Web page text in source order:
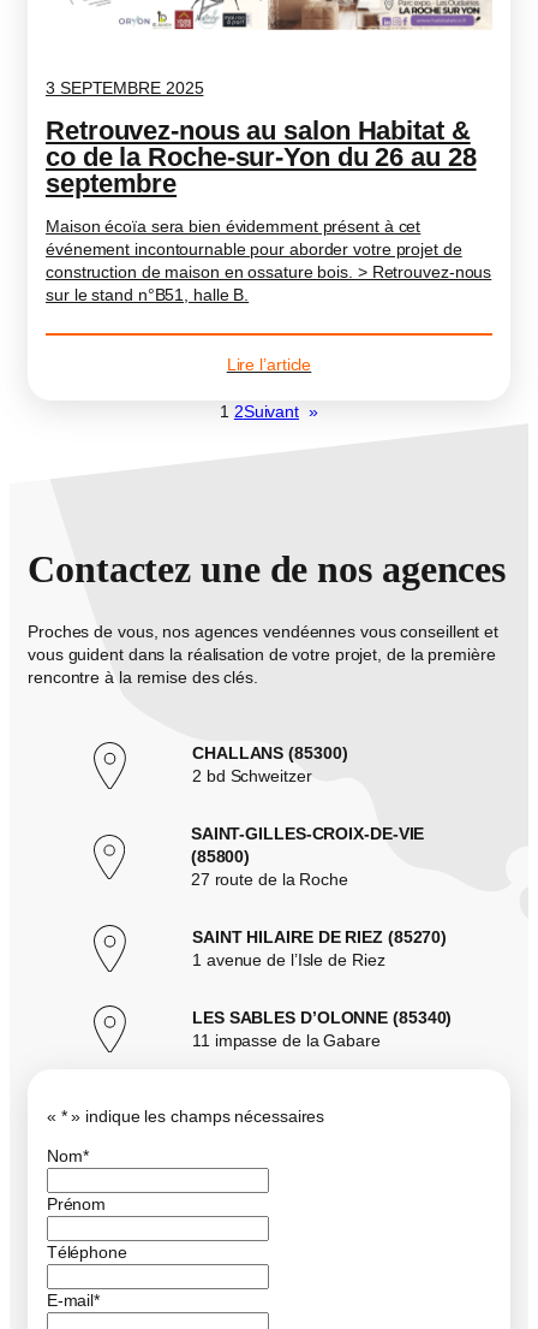
3 SEPTEMBRE 2025
Retrouvez-nous au salon Habitat &
co de la Roche-sur-Yon du 26 au 28
septembre
Maison écoïa sera bien évidemment présent à cet
événement incontournable pour aborder votre projet de
construction de maison en ossature bois. > Retrouvez-nous
sur le stand n°B51, halle B.
Lire l’article
1 2Suivant »
Contactez une de nos agences
Proches de vous, nos agences vendéennes vous conseillent et
vous guident dans la réalisation de votre projet, de la première
rencontre à la remise des clés.
CHALLANS (85300)
2 bd Schweitzer
SAINT-GILLES-CROIX-DE-VIE
(85800)
27 route de la Roche
SAINT HILAIRE DE RIEZ (85270)
1 avenue de l’Isle de Riez
LES SABLES D’OLONNE (85340)
11 impasse de la Gabare
« *» indique les champs nécessaires
Nom*
Prénom
Téléphone
E-mail*